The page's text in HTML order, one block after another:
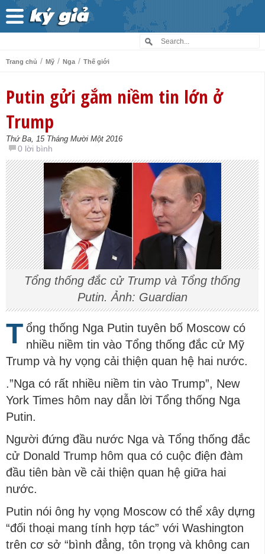
Trang chủ / Mỹ / Nga / Thế giới
Putin gửi gắm niềm tin lớn ở
Trump
Thứ Ba, 15 Tháng Mười Một 2016
0 lời bình
Tổng thống đắc cử Trump và Tổng thống
Putin. Ảnh: Guardian
T ổng thống Nga Putin tuyên bố Moscow có
nhiều niềm tin vào Tổng thống đắc cử Mỹ
Trump và hy vọng cải thiện quan hệ hai nước.
.”Nga có rất nhiều niềm tin vào Trump”, New
York Times hôm nay dẫn lời Tổng thống Nga
Putin.
Người đứng đầu nước Nga và Tổng thống đắc
cử Donald Trump hôm qua có cuộc điện đàm
đầu tiên bàn về cải thiện quan hệ giữa hai
nước.
Putin nói ông hy vọng Moscow có thể xây dựng
“đối thoại mang tính hợp tác” với Washington
trên cơ sở “bình đẳng, tôn trọng và không can